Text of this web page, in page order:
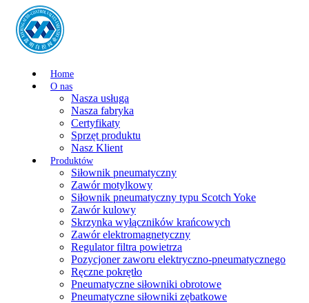
Home
O nas
Nasza usługa
Nasza fabryka
Certyfikaty
Sprzęt produktu
Nasz Klient
Produktów
Siłownik pneumatyczny
Zawór motylkowy
Siłownik pneumatyczny typu Scotch Yoke
Zawór kulowy
Skrzynka wyłączników krańcowych
Zawór elektromagnetyczny
Regulator filtra powietrza
Pozycjoner zaworu elektryczno-pneumatycznego
Ręczne pokrętło
Pneumatyczne siłowniki obrotowe
Pneumatyczne siłowniki zębatkowe